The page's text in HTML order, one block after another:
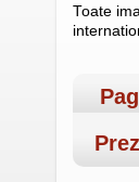
Toate